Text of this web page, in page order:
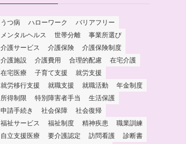
うつ病 ハローワーク
バリアフリー
メンタルヘルス
世帯分離
事業所選び
介護サービス
介護保険
介護保険制度
介護施設
介護費用 合理的配慮
在宅介護
在宅医療
子育て支援
就労支援
就労移行支援
就職支援 就職活動
年金制度
所得制限
特別障害者手当
生活保護
申請手続き
社会保障
社会復帰
福祉サービス
福祉制度 精神疾患
職業訓練
自立支援医療
要介護認定 訪問看護
診断書